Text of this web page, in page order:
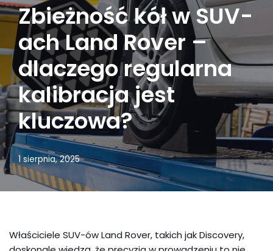
Zbieżność kół w SUV-
ach Land Rover –
dlaczego regularna
kalibracja jest
kluczowa?
1 sierpnia, 2025
Właściciele SUV-ów Land Rover, takich jak Discovery,